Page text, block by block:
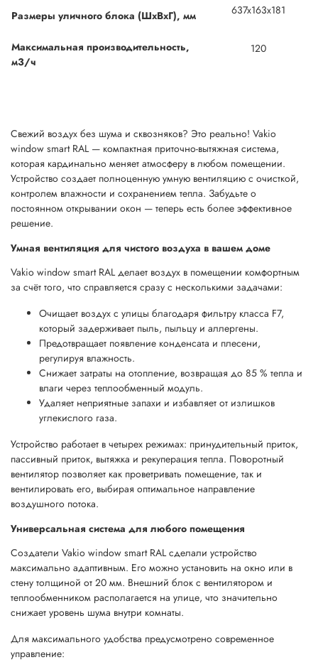
Размеры уличного блока (ШхВхГ), мм 637x163x181
Максимальная производительность,
м3/ч
120
Свежий воздух без шума и сквозняков? Это реально! Vakio
window smart RAL — компактная приточно-вытяжная система,
которая кардинально меняет атмосферу в любом помещении.
Устройство создает полноценную умную вентиляцию с очисткой,
контролем влажности и сохранением тепла. Забудьте о
постоянном открывании окон — теперь есть более эффективное
решение.
Умная вентиляция для чистого воздуха в вашем доме
Vakio window smart RAL делает воздух в помещении комфортным
за счёт того, что справляется сразу с несколькими задачами:
Очищает воздух с улицы благодаря фильтру класса F7,
который задерживает пыль, пыльцу и аллергены.
Предотвращает появление конденсата и плесени,
регулируя влажность.
Снижает затраты на отопление, возвращая до 85 % тепла и
влаги через теплообменный модуль.
Удаляет неприятные запахи и избавляет от излишков
углекислого газа.
Устройство работает в четырех режимах: принудительный приток,
пассивный приток, вытяжка и рекуперация тепла. Поворотный
вентилятор позволяет как проветривать помещение, так и
вентилировать его, выбирая оптимальное направление
воздушного потока.
Универсальная система для любого помещения
Создатели Vakio window smart RAL сделали устройство
максимально адаптивным. Его можно установить на окно или в
стену толщиной от 20 мм. Внешний блок с вентилятором и
теплообменником располагается на улице, что значительно
снижает уровень шума внутри комнаты.
Для максимального удобства предусмотрено современное
управление: